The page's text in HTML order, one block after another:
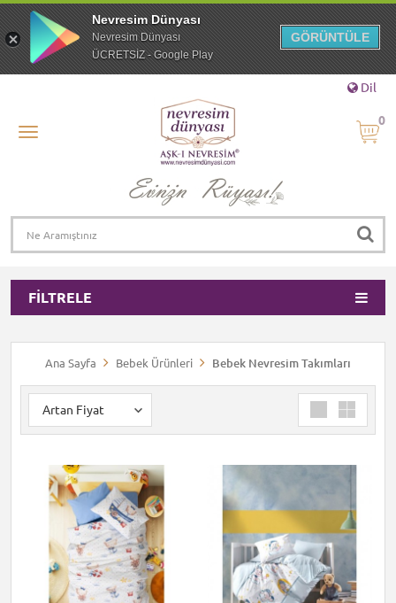
Dil
0
FILTRELE
Ana Sayfa Bebek Ürünleri Bebek Nevresim Takımları
Nevresim Dünyası
Nevresim Dünyası
ÜCRETSİZ - Google Play
GÖRÜNTÜLE